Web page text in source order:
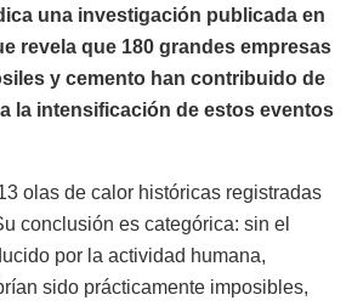
una investigación publicada en
revela que 180 grandes empresas
y cemento han contribuido de
la intensificación de estos eventos
olas de calor históricas registradas
conclusión es categórica: sin el
por la actividad humana,
sido prácticamente imposibles,